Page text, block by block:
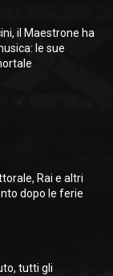
il Maestrone ha
le sue
Rai e altri
dopo le ferie
tutti gli